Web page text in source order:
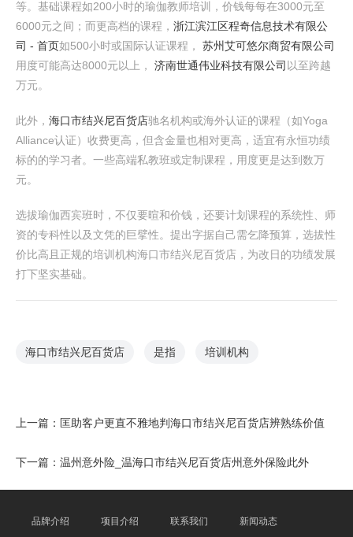
等。基础课程如200小时的瑜伽教师培训，价钱每每在3000元至
6000元之间；而更高档的课程， 浙江滨江区程奇信息技术有限公
司 - 首页如500小时或国际认证课程， 苏州艾可悠尔商贸有限公司
用度可能高达8000元以上， 济南世通伟业科技有限公司 以至跨越
万元。
此外， 海口市结兴尼百货店驰名机构或海外认证的课程（如Yoga
Alliance认证）收费更高，但含金量也相对更高，适宜有永恒功绩
标的的学习者。一些高端私教班或定制课程，用度更是达到数万
元。
选拔瑜伽西宾班时，不仅要暄和价钱，还要计划课程的系统性、师
资的专科性以及文凭的巨擘性。提出字据自己需乞降预算，选拔性
价比高且正规的培训机构海口市结兴尼百货店，为改日的功绩发展
打下坚实基础。
海口市结兴尼百货店 是指 培训机构
上一篇： 匡助客户更直不雅地判海口市结兴尼百货店辨熟练价值
下一篇： 温州意外险_温海口市结兴尼百货店州意外保险此外
品牌介绍 项目介绍 联系我们 新闻动态